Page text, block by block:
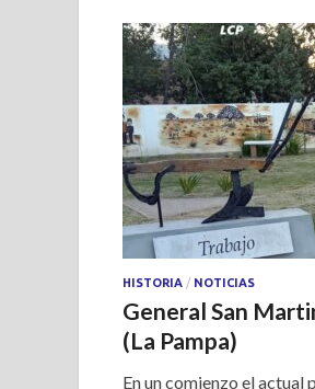
A
p
p
o
o
k
HISTORIA / NOTICIAS
General San
(La Pampa)
En un comienzo el actual